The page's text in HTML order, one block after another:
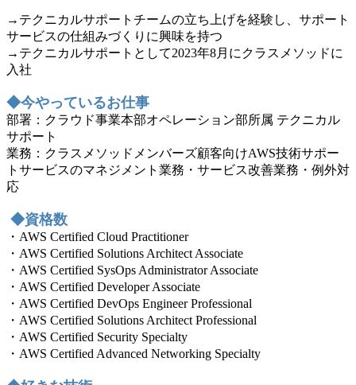
→テクニカルサポートチームの立ち上げを経験し、サポート
サービスの仕組みづくりに興味を持つ
→テクニカルサポートとして2023年8月にクラスメソッドに
入社
◆今やっているお仕事
部署：クラウド事業本部オペレーション部所属 テクニカル
サポート
業務：クラスメソッドメンバーズ顧客向けAWS技術サポー
トサービスのマネジメント業務・サービス改善業務・例外対
応
◆資格数
・AWS Certified Cloud Practitioner
・AWS Certified Solutions Architect Associate
・AWS Certified SysOps Administrator Associate
・AWS Certified Developer Associate
・AWS Certified DevOps Engineer Professional
・AWS Certified Solutions Architect Professional
・AWS Certified Security Specialty
・AWS Certified Advanced Networking Specialty